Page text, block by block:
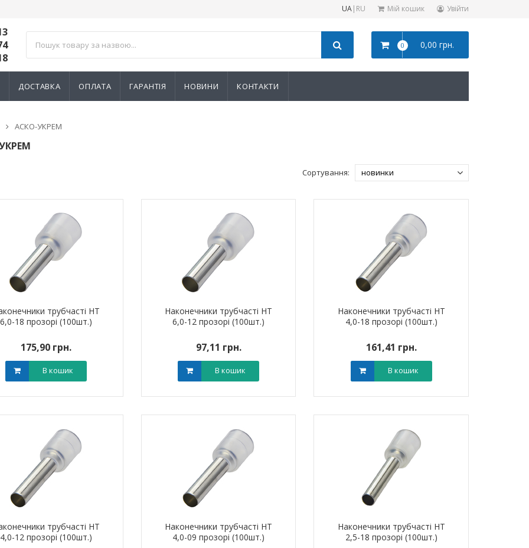
UA| RU Мій кошик Увійти
0 0,00 грн.
ДОСТАВКА ОПЛАТА ГАРАНТІЯ НОВИНИ КОНТАКТИ
NIK 2300
обл)
грн.
В кошик
для кабелю
грн.
Наконечник штировий мідно-
0,00 грн.
Обплетення для кабелю
0,00 грн.
АСКО-УКРЕМ
Сортування:
трубчасті НТ
6,0-18 прозорі (100шт.)
175,90 грн.
В кошик
Наконечники трубчасті НТ
6,0-12 прозорі (100шт.)
97,11 грн.
В кошик
Наконечники трубчасті НТ
4,0-18 прозорі (100шт.)
161,41 грн.
В кошик
трубчасті НТ
4,0-12 прозорі (100шт.)
Наконечники трубчасті НТ
4,0-09 прозорі (100шт.)
Наконечники трубчасті НТ
2,5-18 прозорі (100шт.)